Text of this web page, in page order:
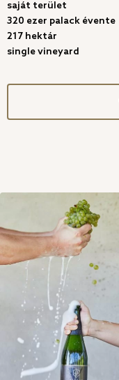
saját terület
320 ezer palack évente
217 hektár
single vineyard